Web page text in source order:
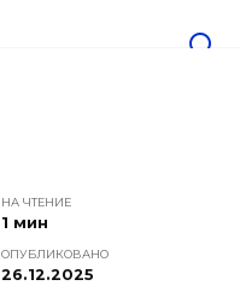
НА ЧТЕНИЕ
1 мин
ОПУБЛИКОВАНО
26.12.2025